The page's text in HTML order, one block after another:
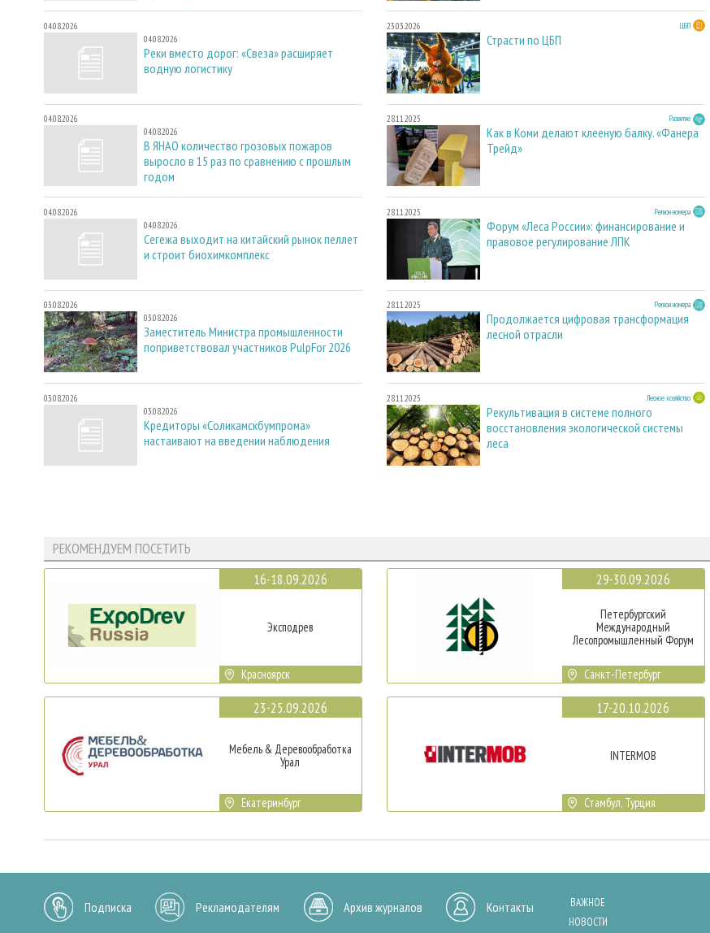
04.08.2026
04.08.2026
Реки вместо дорог: «Свеза» расширяет
водную логистику
04.08.2026
04.08.2026
В ЯНАО количество грозовых пожаров
выросло в 15 раз по сравнению с прошлым
годом
04.08.2026
04.08.2026
Сегежа выходит на китайский рынок пеллет
и строит биохимкомплекс
03.08.2026
03.08.2026
Заместитель Министра промышленности
поприветствовал участников PulpFor 2026
03.08.2026
03.08.2026
Кредиторы «Соликамскбумпрома»
настаивают на введении наблюдения
23.03.2026 ЦБП
Страсти по ЦБП
28.11.2025 Развитие
Как в Коми делают клееную балку. «Фанера
Трейд»
28.11.2025 Регион номера
Форум «Леса России»: финансирование и
правовое регулирование ЛПК
28.11.2025 Регион номера
Продолжается цифровая трансформация
лесной отрасли
28.11.2025 Лесное хозяйство
Рекультивация в системе полного
восстановления экологической системы
леса
РЕКОМЕНДУЕМ ПОСЕТИТЬ
16-18.09.2026
Эксподрев
Красноярск
23-25.09.2026
Мебель & Деревообработка
Урал
Екатеринбург
29-30.09.2026
Петербургский
Международный
Лесопромышленный Форум
Санкт-Петербург
17-20.10.2026
INTERMOB
Стамбул, Турция
Подписка Рекламодателям Архив журналов Контакты
ВАЖНОЕ
НОВОСТИ